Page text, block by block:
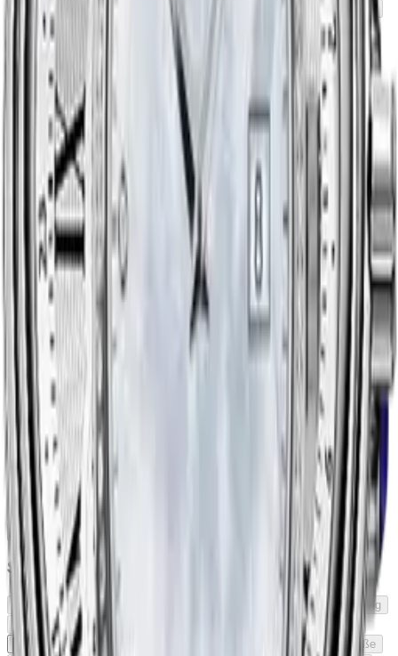
Silber 925
Titan Gold (750/1000) Gelbgold 18K (750/1000)
Zifferblattfarbe
Anthrazit Beige Braun Lachsfarben
Perlmutt Silber Mehrfarbig
Grün
Schwarz Gelb
Gehäuseform
Kissen Dekagonal Rechteckig Oval
Tonneau
Quadratisch
Glas
Hesalit Saphir mit Antireflexbeschichtung
Uhrwerk
Automatik Elektromechanisch
Manueller Aufzug
Thermokompenzierter SuperQuartz™
Armbandmaterial
Alligator
Keramik
Krokodil
Leder
Edelstahl/18K Gold
Vergoldet
Textil
Textil/Leder
TEXTIL/KAUTSCHUK
18K Gold (750/1000)
Gold (750/1000)
Schließe
Doppelte Sicherheits-Faltschließe mit integriertem Taucherverlängerung
Fold-over
Schmetterlingsschließe Umklappschließe
Schnalle
Faltschließe
Klettverschluss Drücker-Deployant-Schließe